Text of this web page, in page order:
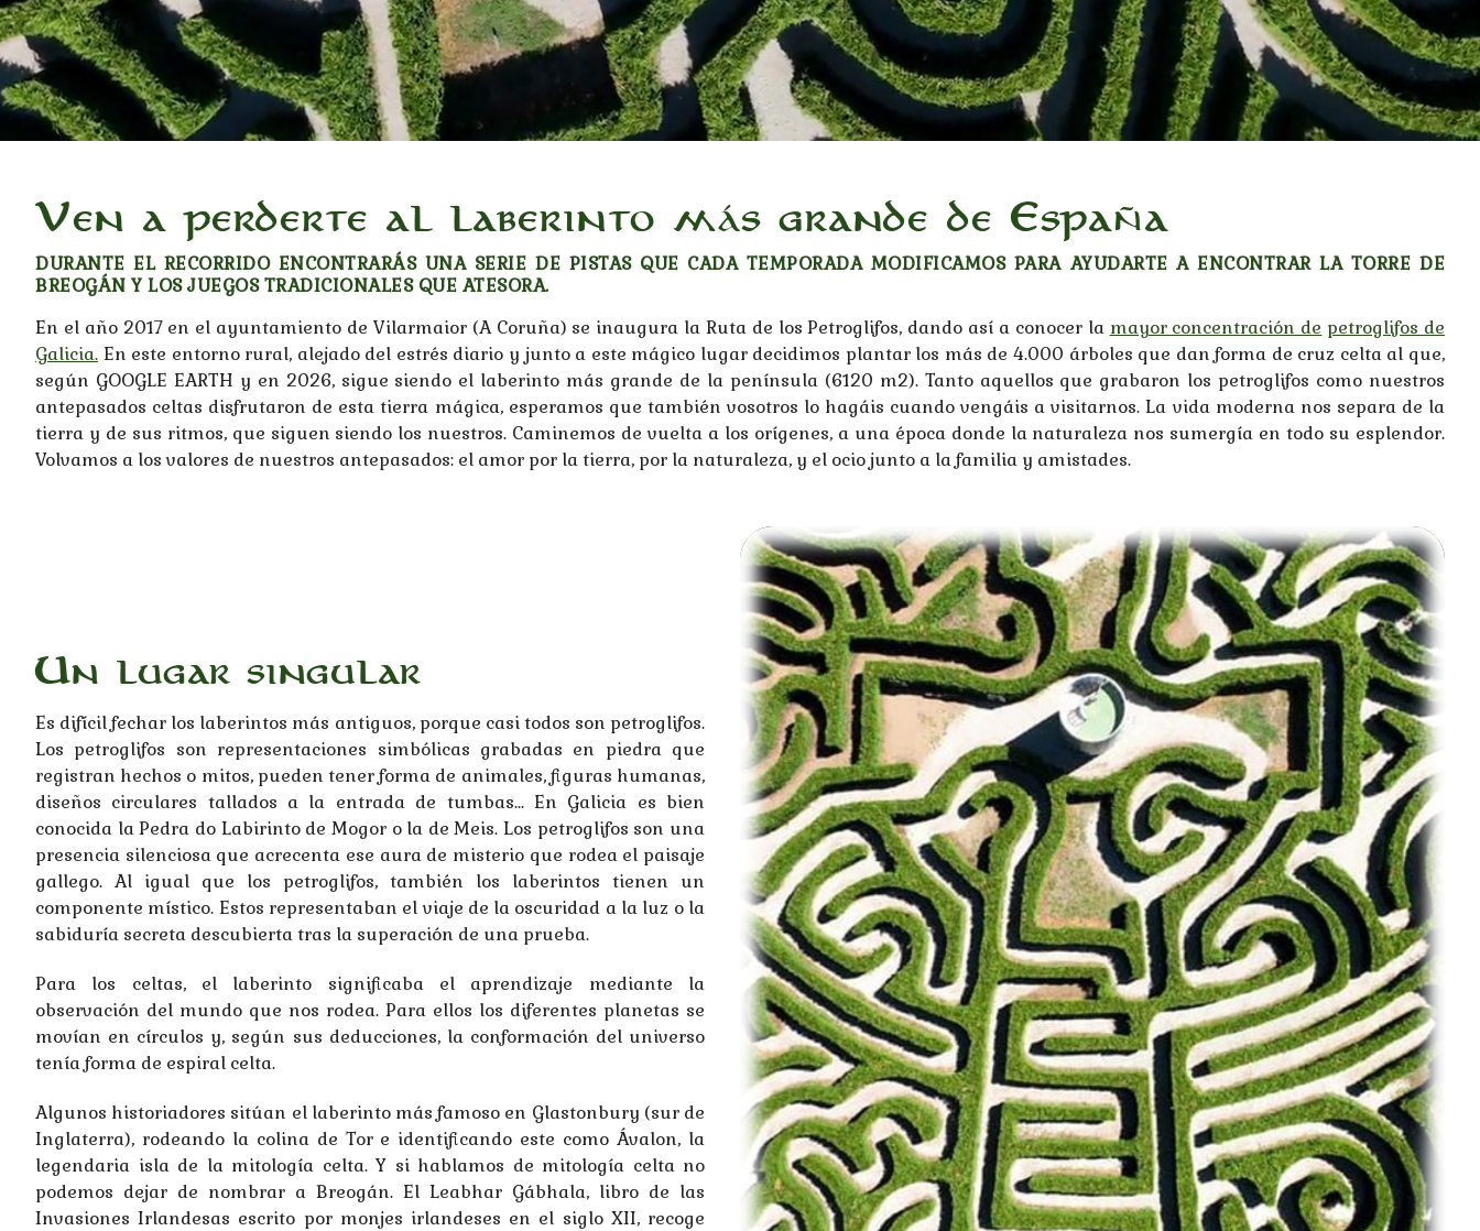
Ven a perderte al laberinto más grande de España
DURANTE EL RECORRIDO ENCONTRARÁS UNA SERIE DE PISTAS QUE CADA TEMPORADA MODIFICAMOS PARA AYUDARTE A ENCONTRAR LA TORRE DE
BREOGÁN Y LOS JUEGOS TRADICIONALES QUE ATESORA.
En el año 2017 en el ayuntamiento de Vilarmaior (A Coruña) se inaugura la Ruta de los Petroglifos, dando así a conocer la mayor concentración de petroglifos de
Galicia. En este entorno rural, alejado del estrés diario y junto a este mágico lugar decidimos plantar los más de 4.000 árboles que dan forma de cruz celta al que,
según GOOGLE EARTH y en 2026, sigue siendo el laberinto más grande de la península (6120 m2). Tanto aquellos que grabaron los petroglifos como nuestros
antepasados celtas disfrutaron de esta tierra mágica, esperamos que también vosotros lo hagáis cuando vengáis a visitarnos. La vida moderna nos separa de la
tierra y de sus ritmos, que siguen siendo los nuestros. Caminemos de vuelta a los orígenes, a una época donde la naturaleza nos sumergía en todo su esplendor.
Volvamos a los valores de nuestros antepasados: el amor por la tierra, por la naturaleza, y el ocio junto a la familia y amistades.
Un lugar singular
Es difícil fechar los laberintos más antiguos, porque casi todos son petroglifos.
Los petroglifos son representaciones simbólicas grabadas en piedra que
registran hechos o mitos, pueden tener forma de animales, figuras humanas,
diseños circulares tallados a la entrada de tumbas... En Galicia es bien
conocida la Pedra do Labirinto de Mogor o la de Meis. Los petroglifos son una
presencia silenciosa que acrecenta ese aura de misterio que rodea el paisaje
gallego. Al igual que los petroglifos, también los laberintos tienen un
componente místico. Estos representaban el viaje de la oscuridad a la luz o la
sabiduría secreta descubierta tras la superación de una prueba.
Para los celtas, el laberinto significaba el aprendizaje mediante la
observación del mundo que nos rodea. Para ellos los diferentes planetas se
movían en círculos y, según sus deducciones, la conformación del universo
tenía forma de espiral celta.
Algunos historiadores sitúan el laberinto más famoso en Glastonbury (sur de
Inglaterra), rodeando la colina de Tor e identificando este como Ávalon, la
legendaria isla de la mitología celta. Y si hablamos de mitología celta no
podemos dejar de nombrar a Breogán. El Leabhar Gábhala, libro de las
Invasiones Irlandesas escrito por monjes irlandeses en el siglo XII, recoge